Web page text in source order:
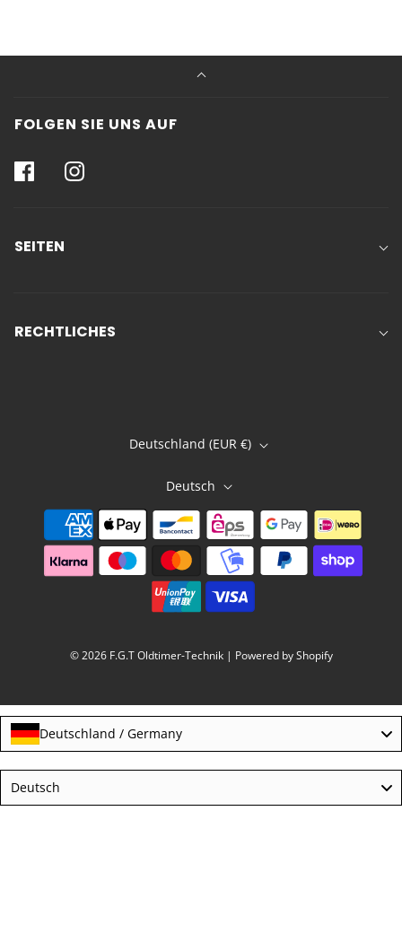
FOLGEN SIE UNS AUF
SEITEN
RECHTLICHES
Deutschland (EUR €)
Deutsch
© 2026 F.G.T Oldtimer-Technik| Powered by Shopify
Deutschland / Germany
Deutsch